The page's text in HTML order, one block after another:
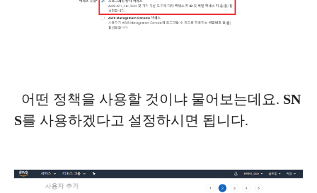
어떤 정책을 사용할 것이냐 물어보는데요. SN
S를 사용하겠다고 설정하시면 됩니다.